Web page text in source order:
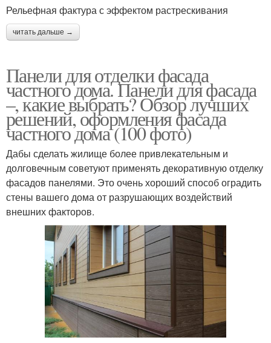
Рельефная фактура с эффектом растрескивания
читать дальше →
Панели для отделки фасада
частного дома. Панели для фасада
–, какие выбрать? Обзор лучших
решений, оформления фасада
частного дома (100 фото)
Дабы сделать жилище более привлекательным и
долговечным советуют применять декоративную отделку
фасадов панелями. Это очень хороший способ оградить
стены вашего дома от разрушающих воздействий
внешних факторов.